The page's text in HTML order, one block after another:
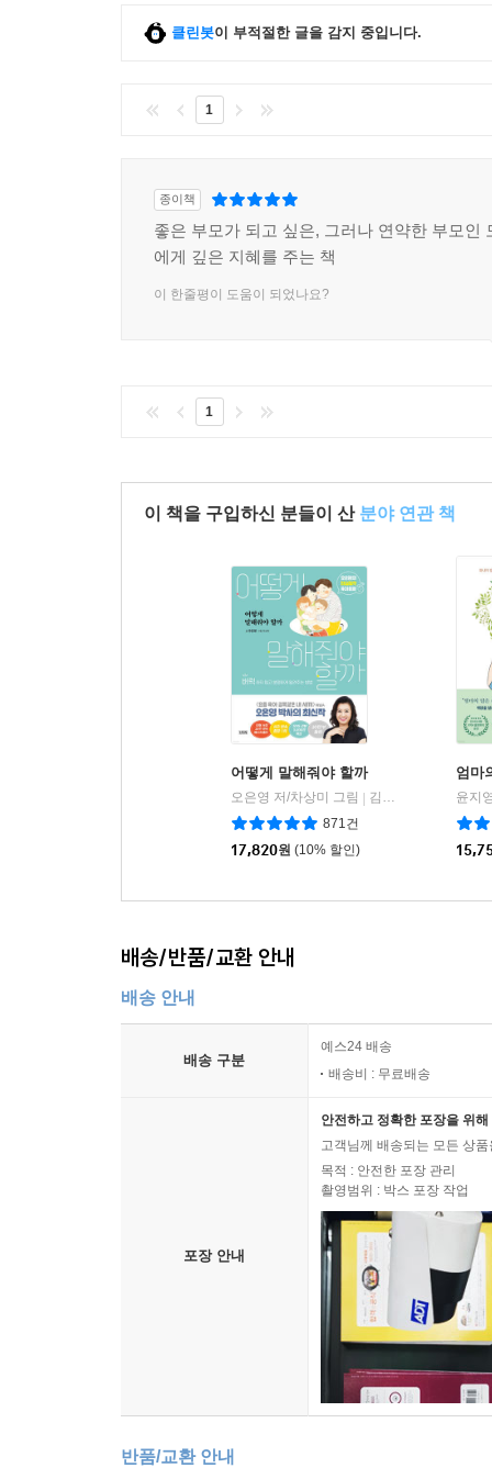
클린봇이 부적절한 글을 감지 중입니다.
1
종이책
좋은 부모가 되고 싶은, 그러나 연약한 부모인
에게 깊은 지혜를 주는 책
이 한줄평이 도움이 되었나요?
1
이 책을 구입하신 분들이 산 분야 연관 책
어떻게 말해줘야 할까
오은영 저/차상미 그림
김영사
871건
17,820원 (10% 할인)
엄마
윤지
배송/반품/교환 안내
배송 안내
배송 구분
예스24 배송
배송비 : 무료배송
포장 안내
안전하고 정확한 포장을 위
고객님께 배송되는 모든 상
목적 : 안전한 포장 관리
촬영범위 : 박스 포장 작업
반품/교환 안내